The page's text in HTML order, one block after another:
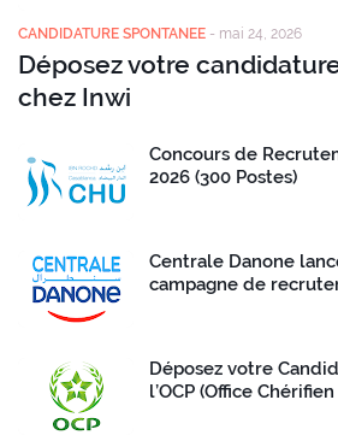
CANDIDATURE SPONTANEE - mai 24, 2026
Déposez votre
chez Inwi
Concours de
2026 (300 Postes)
Centrale Danone
campagne de
Déposez votre
l’OCP (Office